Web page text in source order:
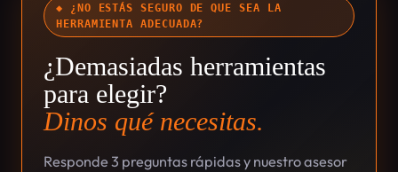
◆ ¿NO ESTÁS SEGURO DE QUE SEA LA
HERRAMIENTA ADECUADA?
¿Demasiadas herramientas
para elegir?
Dinos qué necesitas.
Responde 3 preguntas rápidas y nuestro asesor